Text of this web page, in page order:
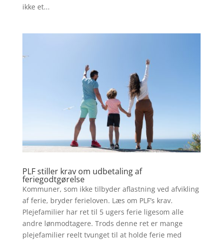
ikke et...
PLF stiller krav om udbetaling af
feriegodtgørelse
Kommuner, som ikke tilbyder aflastning ved afvikling
af ferie, bryder ferieloven. Læs om PLF’s krav.
Plejefamilier har ret til 5 ugers ferie ligesom alle
andre lønmodtagere. Trods denne ret er mange
plejefamilier reelt tvunget til at holde ferie med